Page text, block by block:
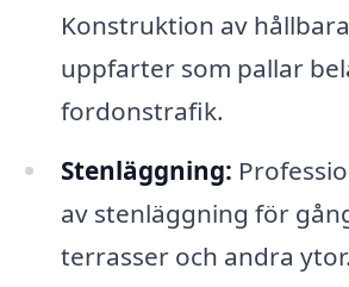
Konstruktion av
uppfarter som pallar
fordonstrafik.
Stenläggning:
av stenläggning för
terrasser och andra ytor.